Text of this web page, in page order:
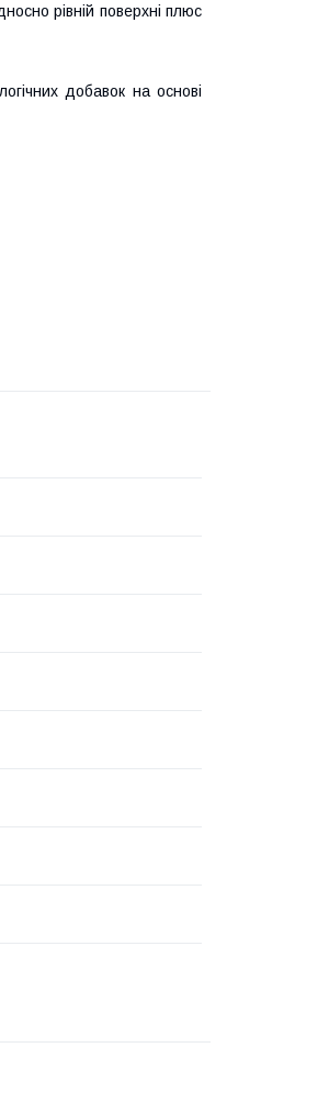
рівній поверхні плюс
добавок на основі